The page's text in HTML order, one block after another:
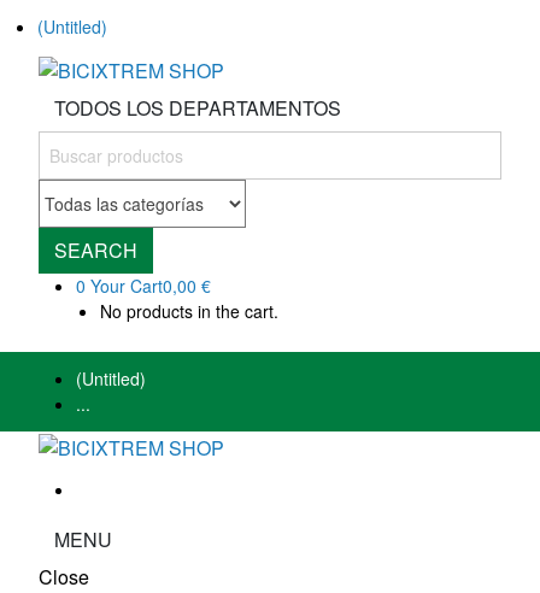
(Untitled)
TODOS LOS DEPARTAMENTOS
SEARCH
0 Your Cart0,00 €
No products in the cart.
(Untitled)
...
MENU
Close